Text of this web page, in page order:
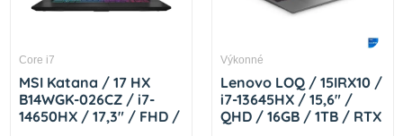
Core i7
MSI Katana / 17 HX
B14WGK-026CZ / i7-
14650HX / 17,3" / FHD /
Výkonné
Lenovo LOQ / 15IRX10 /
i7-13645HX / 15,6" /
QHD / 16GB / 1TB / RTX